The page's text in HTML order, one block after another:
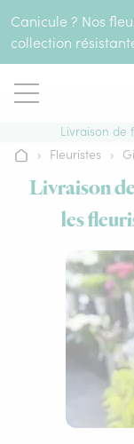
Canicule ? Nos
collection
Livraison de
Accueil
› Fleuristes ›
Livraison
les